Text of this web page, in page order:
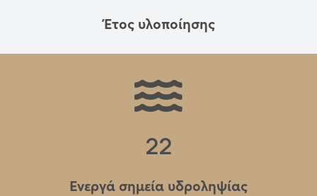
Έτος υλοποίησης
22
Ενεργά σημεία υδροληψίας